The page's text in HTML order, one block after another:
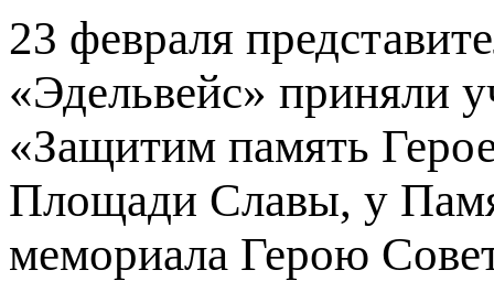
23 февраля
«Эдельвейс» приняли
«Защитим память
Площади Славы, у
мемориала Герою